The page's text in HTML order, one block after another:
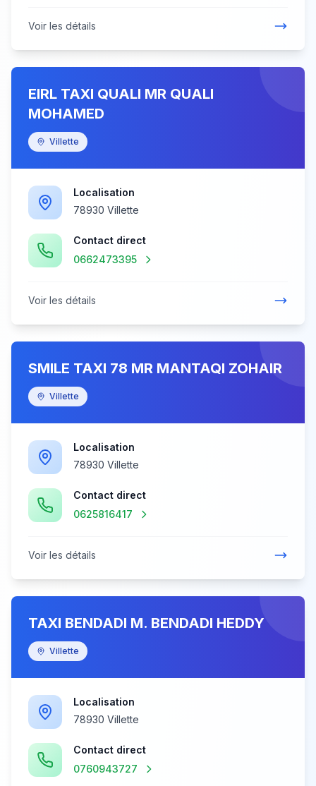
Voir les détails
EIRL TAXI QUALI MR QUALI
MOHAMED
Villette
Localisation
78930 Villette
Contact direct
0662473395
Voir les détails
SMILE TAXI 78 MR MANTAQI ZOHAIR
Villette
Localisation
78930 Villette
Contact direct
0625816417
Voir les détails
TAXI BENDADI M. BENDADI HEDDY
Villette
Localisation
78930 Villette
Contact direct
0760943727